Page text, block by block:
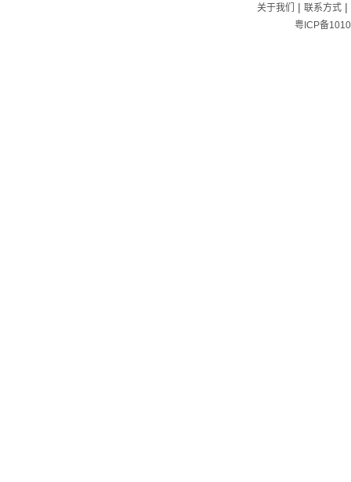
关于我们 | 联系方式|
粤ICP备